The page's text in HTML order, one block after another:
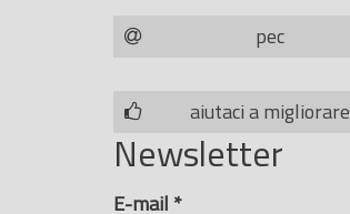
pec
aiutaci a migliorare
Newsletter
E-mail *